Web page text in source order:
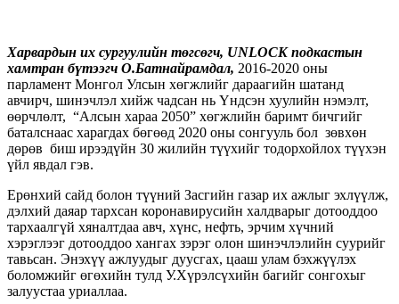
Харвардын их сургуулийн төгсөгч, UNLOCKподкастын
хамтран бүтээгч О.Батнайрамдал, 2016-2020 оны
парламент Монгол Улсын хөгжлийг дараагийн шатанд
авчирч, шинэчлэл хийж чадсан нь Үндсэн хуулийн нэмэлт,
өөрчлөлт, “Алсын хараа 2050” хөгжлийн баримт бичгийг
баталснаас харагдах бөгөөд 2020 оны сонгууль бол зөвхөн
дөрөв биш ирээдүйн 30 жилийн түүхийг тодорхойлох түүхэн
үйл явдал гэв.
Ерөнхий сайд болон түүний Засгийн газар их ажлыг эхлүүлж,
дэлхий даяар тархсан коронавирусийн халдварыг дотооддоо
тархаалгүй хяналтдаа авч, хүнс, нефть, эрчим хүчний
хэрэглээг дотооддоо хангах зэрэг олон шинэчлэлийн суурийг
тавьсан. Энэхүү ажлуудыг дуусгах, цааш улам бэхжүүлэх
боломжийг өгөхийн тулд У.Хүрэлсүхийн багийг сонгохыг
залуустаа уриаллаа.